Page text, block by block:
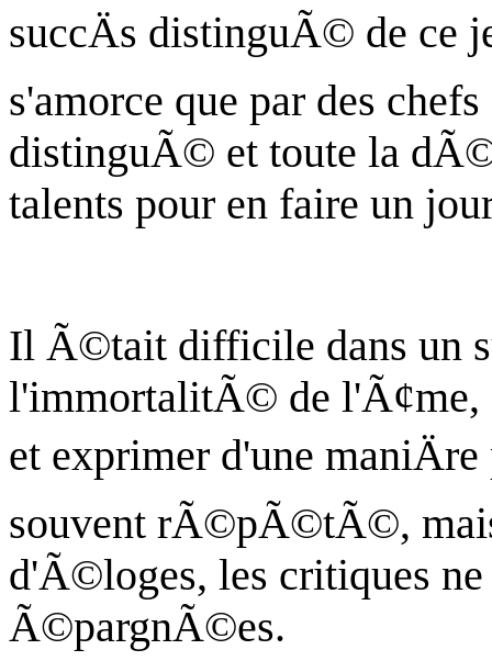
succÄs distinguÃ© de ce
s'amorce que par des
distinguÃ© et toute la
talents pour en faire un
Il Ã©tait difficile dans un
l'immortalitÃ© de l'Ã¢me,
et exprimer d'une
souvent rÃ©pÃ©tÃ©,
d'Ã©loges, les critiques
Ã©pargnÃ©es.